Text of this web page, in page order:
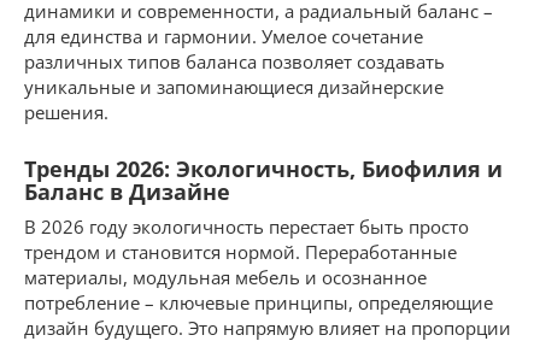
динамики и современности, а радиальный баланс –
для единства и гармонии. Умелое сочетание
различных типов баланса позволяет создавать
уникальные и запоминающиеся дизайнерские
решения.
Тренды 2026: Экологичность, Биофилия и
Баланс в Дизайне
В 2026 году экологичность перестает быть просто
трендом и становится нормой. Переработанные
материалы, модульная мебель и осознанное
потребление – ключевые принципы, определяющие
дизайн будущего. Это напрямую влияет на пропорции